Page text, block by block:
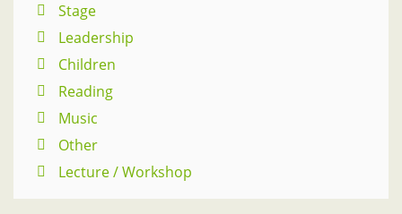
Stage
Leadership
Children
Reading
Music
Other
Lecture / Workshop